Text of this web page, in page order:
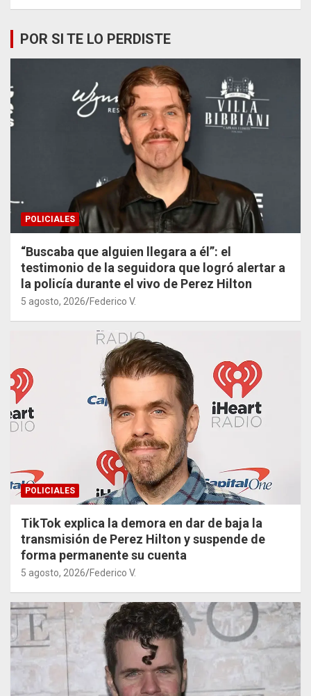
POR SI TE LO PERDISTE
POLICIALES
“Buscaba que alguien llegara a él”: el
testimonio de la seguidora que logró alertar a
la policía durante el vivo de Perez Hilton
5 agosto, 2026 Federico V.
POLICIALES
TikTok explica la demora en dar de baja la
transmisión de Perez Hilton y suspende de
forma permanente su cuenta
5 agosto, 2026 Federico V.